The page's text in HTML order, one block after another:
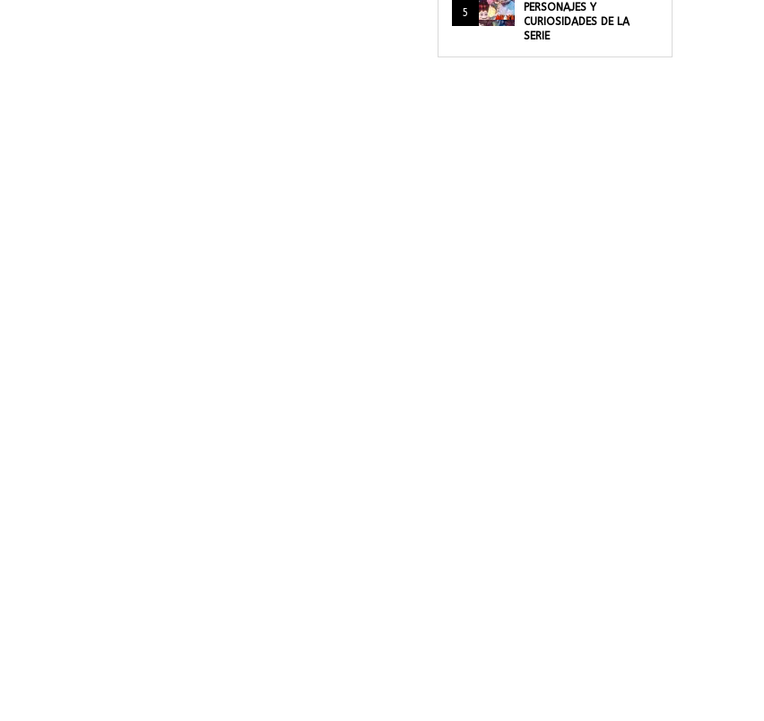
5
PERSONAJES Y
CURIOSIDADES DE LA
SERIE